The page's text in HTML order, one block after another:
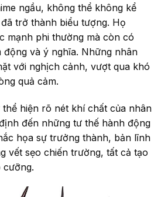
ngầu, không thể không kể
trở thành biểu tượng. Họ
mạnh phi thường mà còn có
và ý nghĩa. Những nhân
với nghịch cảnh, vượt qua khó
quả cảm.
hiện rõ nét khí chất của nhân
đến những tư thế hành động
họa sự trưởng thành, bản lĩnh
vết sẹo chiến trường, tất cả tạo
cưỡng.